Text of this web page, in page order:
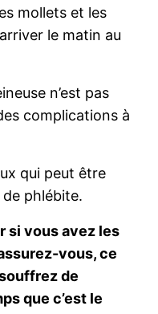
mollets et les
le matin au
n’est pas
complications à
qui peut être
de phlébite.
si vous avez les
vous, ce
de
que c’est le